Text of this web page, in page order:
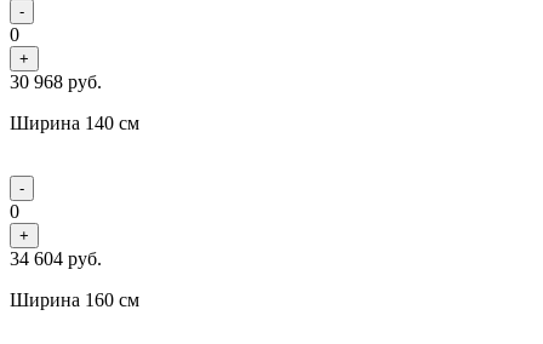
-
0
+
30 968 руб.
Ширина 140 см
-
0
+
34 604 руб.
Ширина 160 см